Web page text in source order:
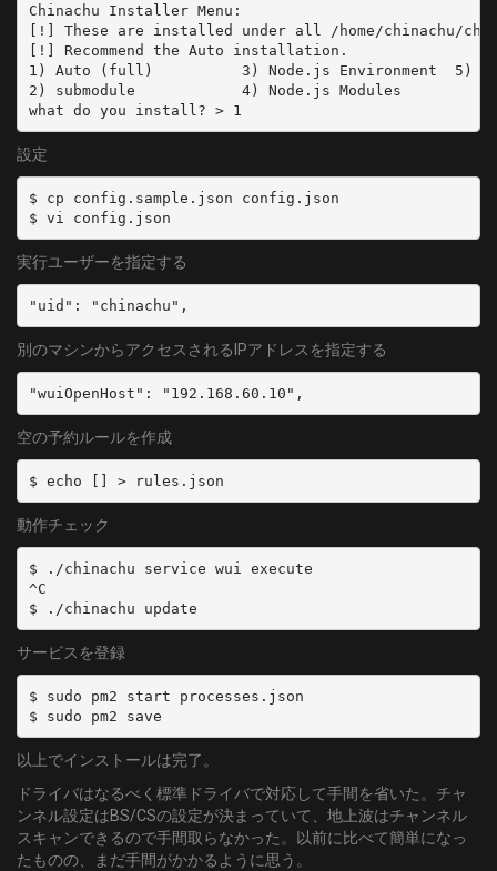
command: dvbv5-zap -a 4 -c /usr/local/dvbconf-for-isdb/conf/
  dvbDevicePath: /dev/dvb/adapter4/dvr0
  decoder: arib-b25-stream-test
  isDisabled: true
# PX-BCUD
    - BS
command: dvbv5-zap -a 5 -c /usr/local/dvbconf-for-isdb/conf/
  dvbDevicePath: /dev/dvb/adapter5/dvr0
  decoder: arib-b25-stream-test
# KTV-FSMINI (KTV-FSUSB2/V3)
- name: KTV-FSMINI
  types:
  command: recfsusb2i <channel> - -
  channel: BS03_2
- name: BS05_0
  type: BS
  channel: BS05_0
  type: BS
  channel: BS05_1
- name: BS07_0
  isDisabled: true
- name: BS07_1
  channel: BS07_1
  isDisabled: true
- name: BS07_2
  type: BS
  channel: BS07_2
  isDisabled: true
- name: BS09_0
  type: BS
  channel: BS09_0
- name: BS09_1
  channel: BS09_1
- name: BS09_2
Chinachu Installer Menu:
[!] These are installed under all /home/chinachu/
[!] Recommend the Auto installation.
1) Auto (full)          3) Node.js Environment  5)
2) submodule            4) Node.js Modules
設定
$ cp config.sample.json config.json
実行ユーザーを指定する
別のマシンからアクセスされるIPアドレスを指定する
空の予約ルールを作成
動作チェック
$ ./chinachu service wui execute
^C
サービスを登録
$ sudo pm2 start processes.json
以上でインストールは完了。
ドライバはなるべく標準ドライバで対応して手間を省いた。チャ
ンネル設定はBS/CSの設定が決まっていて、地上波はチャンネル
スキャンできるので手間取らなかった。以前に比べて簡単になっ
たものの、まだ手間がかかるように思う。